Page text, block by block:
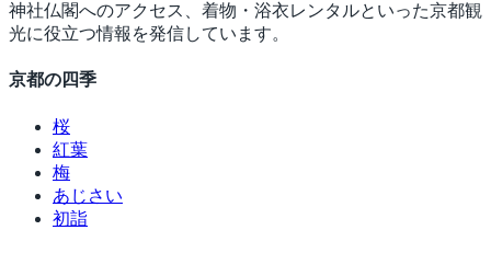
神社仏閣へのアクセス、着物・浴衣レンタルといった京都観
光に役立つ情報を発信しています。
京都の四季
桜
紅葉
梅
あじさい
初詣